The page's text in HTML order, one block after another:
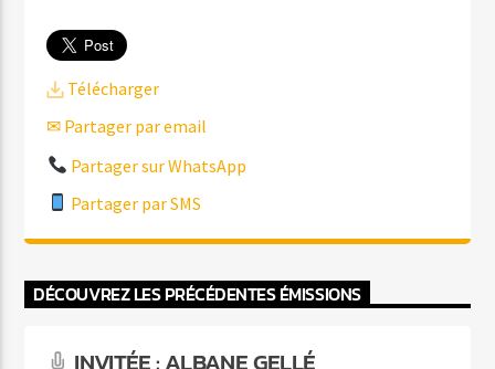
Télécharger
✉ Partager par email
Partager sur WhatsApp
Partager par SMS
DÉCOUVREZ LES PRÉCÉDENTES ÉMISSIONS
INVITÉE : ALBANE GELLÉ